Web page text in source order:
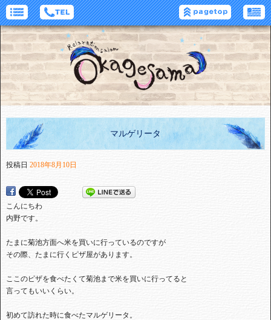
マルゲリータ
投稿日 2018年8月10日
こんにちわ
内野です。
たまに菊池方面へ米を買いに行っているのですが
その際、たまに行くピザ屋があります。
ここのピザを食べたくて菊池まで米を買いに行ってると
言ってもいいくらい。
初めて訪れた時に食べたマルゲリータ。